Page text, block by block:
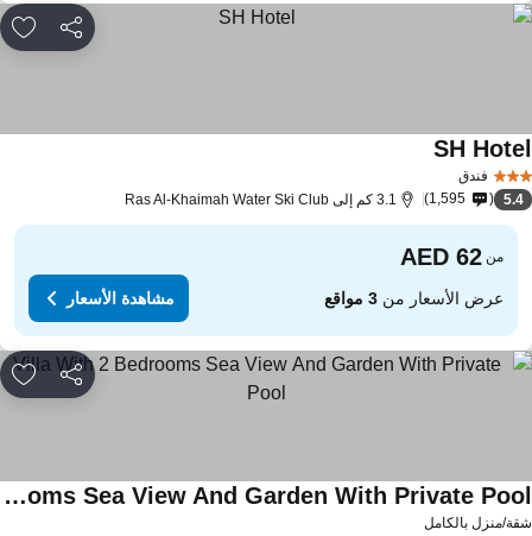
مشاركة
فندق
SH
5.4
1,595 3.1 كم إلى Ras Al-Khaimah Water Ski Club
من
عرض الأسعار من3 مواقع مشاهدة الأسعار
مشاركة
منزل بالكامل
Villa With 2 Bedrooms Sea View And Garden With Private Pool